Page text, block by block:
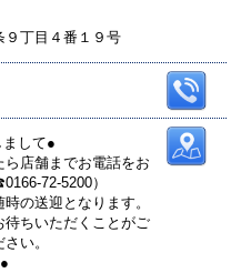
９丁目４番１９号
して●
店舗までお電話をお
72-5200）
の送迎となります。
ちいただくことがご
い。